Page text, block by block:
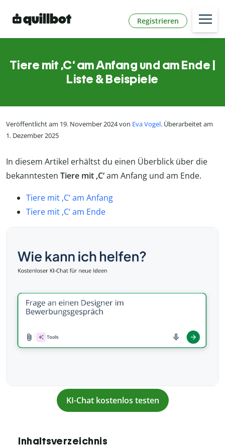
Registrieren
Tiere mit ‚C‘ am Anfang und am Ende |
Liste & Beispiele
Veröffentlicht am 19. November 2024 von Eva Vogel. Überarbeitet am
1. Dezember 2025
In diesem Artikel erhältst du einen Überblick über die
bekanntesten Tiere mit ‚C‘am Anfang und am Ende.
Tiere mit ‚C‘ am Anfang
Tiere mit ‚C‘ am Ende
KI-Chat kostenlos testen
Inhaltsverzeichnis